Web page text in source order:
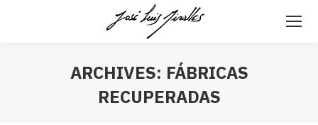
ARCHIVES: FÁBRICAS
RECUPERADAS